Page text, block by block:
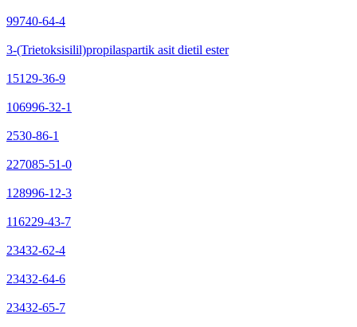
99740-64-4
3-(Trietoksisilil)propilaspartik asit dietil ester
15129-36-9
106996-32-1
2530-86-1
227085-51-0
128996-12-3
116229-43-7
23432-62-4
23432-64-6
23432-65-7